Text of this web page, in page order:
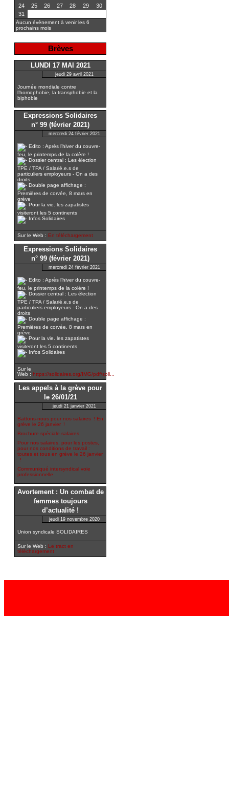
24
25 26 27 28 29
30
31
Aucun évènement à venir les 6
prochains mois
Brèves
LUNDI 17 MAI 2021
jeudi 29 avril 2021
Journée mondiale contre
l’homophobie, la transphobie et la
biphobie
Expressions Solidaires
n° 99 (février 2021)
mercredi 24 février 2021
Edito : Après l’hiver du couvre-
feu, le printemps de la colère !
Dossier central : Les élection
TPE / TPA / Salarié.e.s de
particuliers employeurs - On a des
droits
Double page affichage :
Premières de corvée, 8 mars en
grève
Pour la vie. les zapatistes
visiteront les 5 continents
Infos Solidaires
Sur le Web : En téléchargement
Expressions Solidaires
n° 99 (février 2021)
mercredi 24 février 2021
Edito : Après l’hiver du couvre-
feu, le printemps de la colère !
Dossier central : Les élection
TPE / TPA / Salarié.e.s de
particuliers employeurs - On a des
droits
Double page affichage :
Premières de corvée, 8 mars en
grève
Pour la vie. les zapatistes
visiteront les 5 continents
Infos Solidaires
Sur le
Web : https://solidaires.org/IMG/pdf/soli...
Les appels à la grève pour
le 26/01/21
jeudi 21 janvier 2021
Battons-nous pour nos salaires ! En
grève le 26 janvier !
Brochure spéciale salaires
Pour nos salaires, pour les postes,
pour nos conditions de travail :
toutes et tous en grève le 26 janvier
!
Communiqué intersyndical voie
professionnelle
Avortement : Un combat de
femmes toujours
d’actualité !
jeudi 19 novembre 2020
Union syndicale SOLIDAIRES
Sur le Web : Le tract en
téléchargement